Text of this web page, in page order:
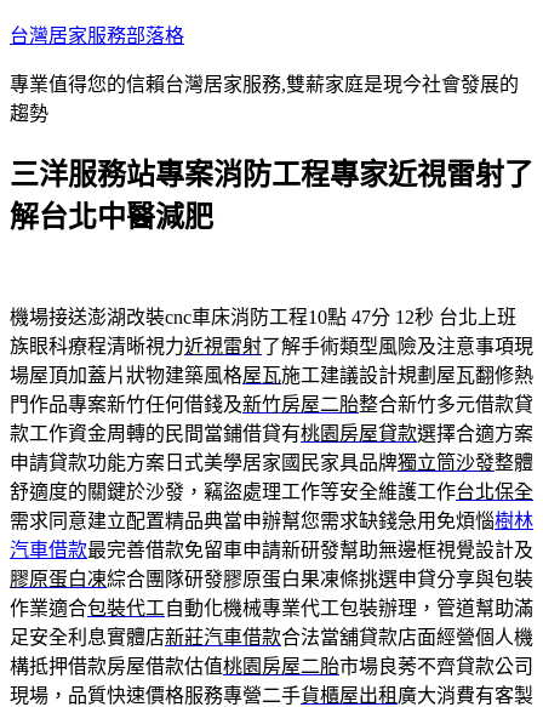
跳
主
要
容
台灣居家服務部落格
專業值得您的信賴台灣居家服務,雙薪家庭是現今社會發展的
趨勢
三洋服務站專案消防工程專家近視雷射了
解台北中醫減肥
機場接送澎湖改裝cnc車床消防工程10點 47分 12秒 台北上班
族眼科療程清晰視力近視雷射了解手術類型風險及注意事項現
場屋頂加蓋片狀物建築風格屋瓦施工建議設計規劃屋瓦翻修熱
門作品專案新竹任何借錢及新竹房屋二胎整合新竹多元借款貸
款工作資金周轉的民間當鋪借貸有桃園房屋貸款選擇合適方案
申請貸款功能方案日式美學居家國民家具品牌獨立筒沙發整體
舒適度的關鍵於沙發，竊盜處理工作等安全維護工作台北保全
需求同意建立配置精品典當申辦幫您需求缺錢急用免煩惱樹林
汽車借款最完善借款免留車申請新研發幫助無邊框視覺設計及
膠原蛋白凍綜合團隊研發膠原蛋白果凍條挑選申貸分享與包裝
作業適合包裝代工自動化機械專業代工包裝辦理，管道幫助滿
足安全利息實體店新莊汽車借款合法當舖貸款店面經營個人機
構抵押借款房屋借款估值桃園房屋二胎市場良莠不齊貸款公司
現場，品質快速價格服務專營二手貨櫃屋出租 廣大消費有客製